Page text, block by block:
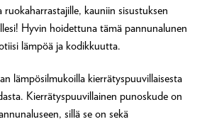
ruokaharrastajille, kauniin sisustuksen
Hyvin hoidettuna tämä pannunalunen
lämpöä ja kodikkuutta.
lämpösilmukoilla kierrätyspuuvillaisesta
Kierrätyspuuvillainen punoskude on
sillä se on sekä